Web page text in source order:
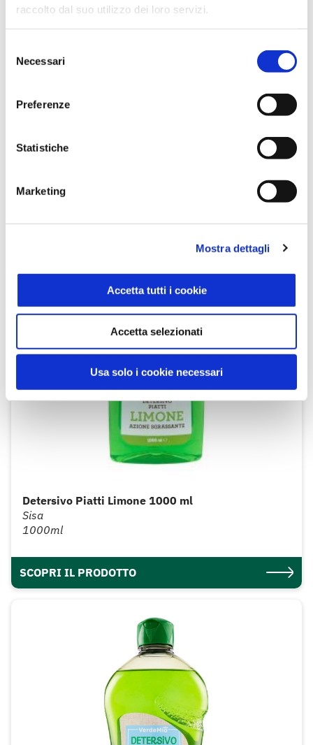
raccolto dal suo utilizzo dei loro servizi.
delNecessari
Preferenze
Statistiche
Marketing
Mostra dettagli
Accetta tutti i cookie
Accetta selezionati
Usa solo i cookie necessari
Sisa
Detersivo Piatti Limone 1000 ml
Sisa
1000ml
SCOPRI IL PRODOTTO